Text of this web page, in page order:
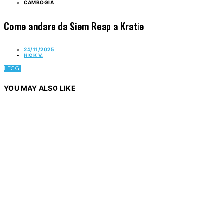
CAMBOGIA
Come andare da Siem Reap a Kratie
24/11/2025
NICK V.
LEGGI
YOU MAY ALSO LIKE